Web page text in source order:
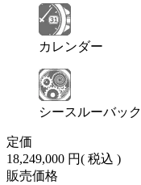
カレンダー
シースルーバック
定価
18,249,000 円( 税込 )
販売価格